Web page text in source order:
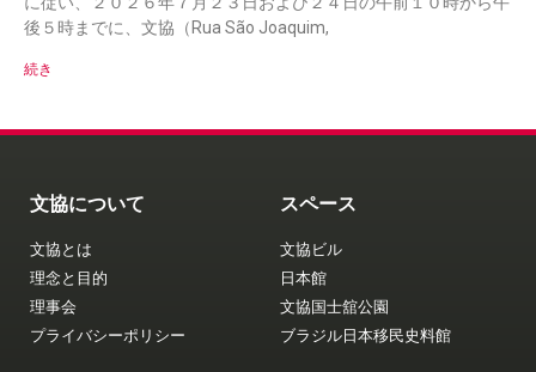
後５時までに、文協（Rua São Joaquim,
続き
文協について
文協とは
理念と目的
理事会
プライバシーポリシー
スペース
文協ビル
日本館
文協国士舘公園
ブラジル日本移民史料館